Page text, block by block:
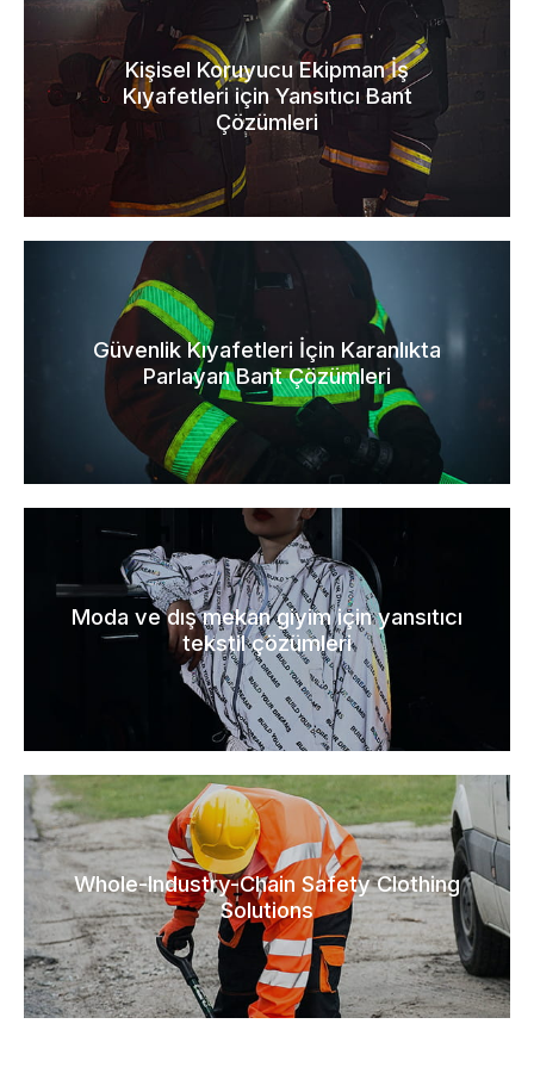
Kişisel Koruyucu Ekipman İş
Kıyafetleri için Yansıtıcı Bant
Çözümleri
Güvenlik Kıyafetleri İçin Karanlıkta
Parlayan Bant Çözümleri
Moda ve dış mekan giyim için yansıtıcı
tekstil çözümleri
Whole-Industry-Chain Safety Clothing
Solutions